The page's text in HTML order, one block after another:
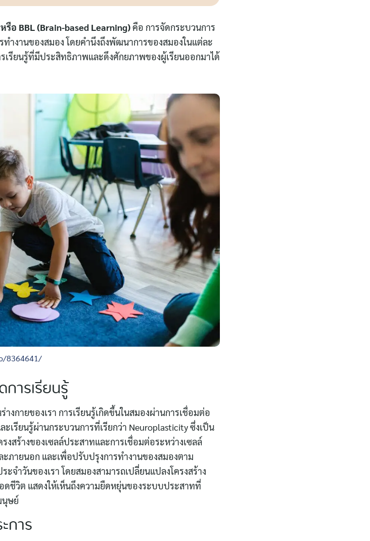
อ BBL (Brain-based Learning)คือ การจัดกระบวนการ
ำงานของสมอง โดยคำนึงถึงพัฒนาการของสมองในแต่ละ
รียนรู้ที่มีประสิทธิภาพและดึงศักยภาพของผู้เรียนออกมาได้
8364641/
ารเรียนรู้
กายของเรา การเรียนรู้เกิดขึ้นในสมองผ่านการเชื่อมต่อ
เรียนรู้ผ่านกระบวนการที่เรียกว่า Neuroplasticity ซึ่งเป็น
งสร้างของเซลล์ประสาทและการเชื่อมต่อระหว่างเซลล์
ภายนอก และเพื่อปรับปรุงการทำงานของสมองตาม
จำวันของเรา โดยสมองสามารถเปลี่ยนแปลงโครงสร้าง
ดชีวิต แสดงให้เห็นถึงความยืดหยุ่นของระบบประสาทที่
นุษย์
การ